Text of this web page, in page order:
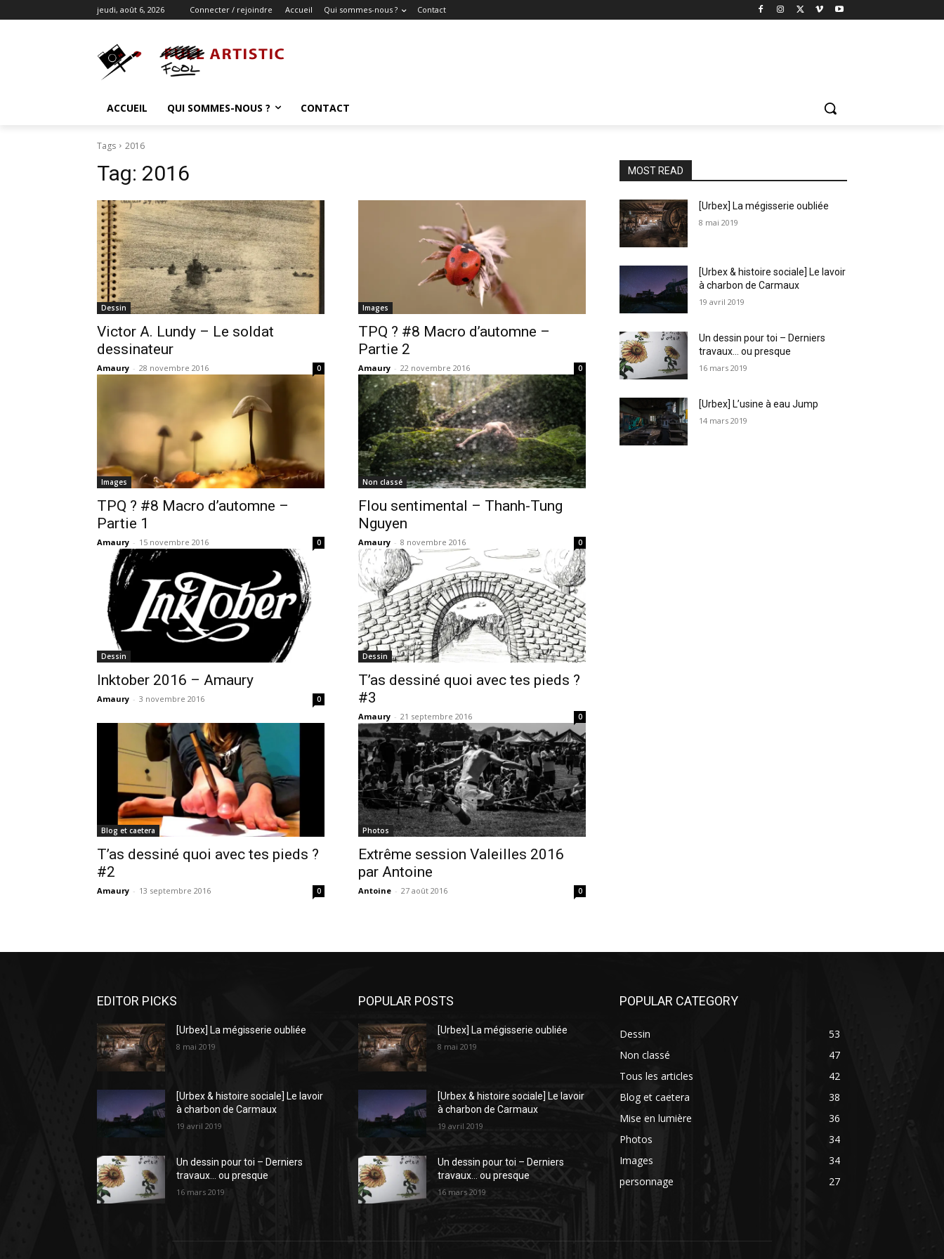
jeudi, août 6, 2026 Connecter / rejoindre Accueil Qui sommes-nous ? Contact
ACCUEIL QUI SOMMES-NOUS ? CONTACT
Tags 2016
Tag: 2016
Dessin
Victor A. Lundy – Le soldat
dessinateur
Amaury - 28 novembre 2016 0
Images
TPQ ? #8 Macro d’automne –
Partie 2
Amaury - 22 novembre 2016 0
Images
TPQ ? #8 Macro d’automne –
Partie 1
Amaury - 15 novembre 2016 0
Non classé
Flou sentimental – Thanh-Tung
Nguyen
Amaury - 8 novembre 2016 0
Dessin
Inktober 2016 – Amaury
Amaury - 3 novembre 2016 0
Dessin
T’as dessiné quoi avec tes pieds ?
#3
Amaury - 21 septembre 2016 0
Blog et caetera
T’as dessiné quoi avec tes pieds ?
#2
Amaury - 13 septembre 2016 0
Photos
Extrême session Valeilles 2016
par Antoine
Antoine - 27 août 2016 0
MOST READ
[Urbex] La mégisserie oubliée
8 mai 2019
[Urbex & histoire sociale] Le lavoir
à charbon de Carmaux
19 avril 2019
Un dessin pour toi – Derniers
travaux… ou presque
16 mars 2019
[Urbex] L’usine à eau Jump
14 mars 2019
EDITOR PICKS
[Urbex] La mégisserie oubliée
8 mai 2019
[Urbex & histoire sociale] Le lavoir
à charbon de Carmaux
19 avril 2019
Un dessin pour toi – Derniers
travaux… ou presque
16 mars 2019
POPULAR POSTS
[Urbex] La mégisserie oubliée
8 mai 2019
[Urbex & histoire sociale] Le lavoir
à charbon de Carmaux
19 avril 2019
Un dessin pour toi – Derniers
travaux… ou presque
16 mars 2019
POPULAR CATEGORY
Dessin
53
Non classé
47
Tous les articles
42
Blog et caetera
38
Mise en lumière
36
Photos
34
Images
34
personnage
27